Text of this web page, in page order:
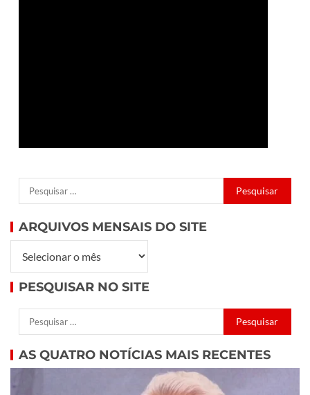
ARQUIVOS MENSAIS DO SITE
PESQUISAR NO SITE
AS QUATRO NOTÍCIAS MAIS RECENTES